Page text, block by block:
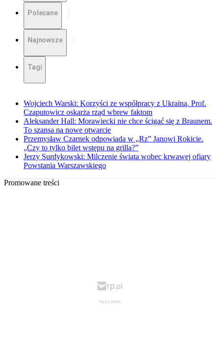
Polecane
Najnowsze
Tagi
Wojciech Warski: Korzyści ze współpracy z Ukrainą. Prof.
Czaputowicz oskarża rząd wbrew faktom
Aleksander Hall: Morawiecki nie chce ścigać się z Braunem.
To szansa na nowe otwarcie
Przemysław Czarnek odpowiada w „Rz” Janowi Rokicie.
„Czy to tylko bilet wstępu na grilla?”
Jerzy Surdykowski: Milczenie świata wobec krwawej ofiary
Powstania Warszawskiego
Promowane treści